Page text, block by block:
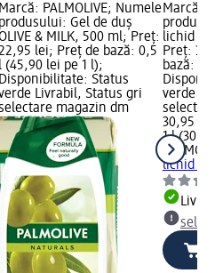
Marcă: PALMOLIVE; Numele
produsului: Gel de duș
& MILK, 500 ml; Preț:
lei; Preț de bază: 0,5
l (45,90 lei pe 1 l);
Disponibilitate: Status
Livrabil, Status gri
magazin dm
Marcă:
lichid
Preț:
bază: 1
verde
30,95 lei
1 l
lichid